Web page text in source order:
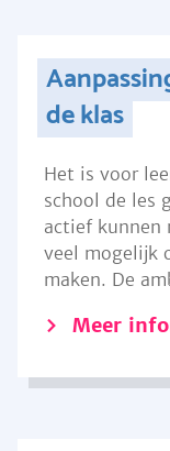
de klas
Het is voor
school de les
actief kunnen
veel mogelijk
maken. De
Meer